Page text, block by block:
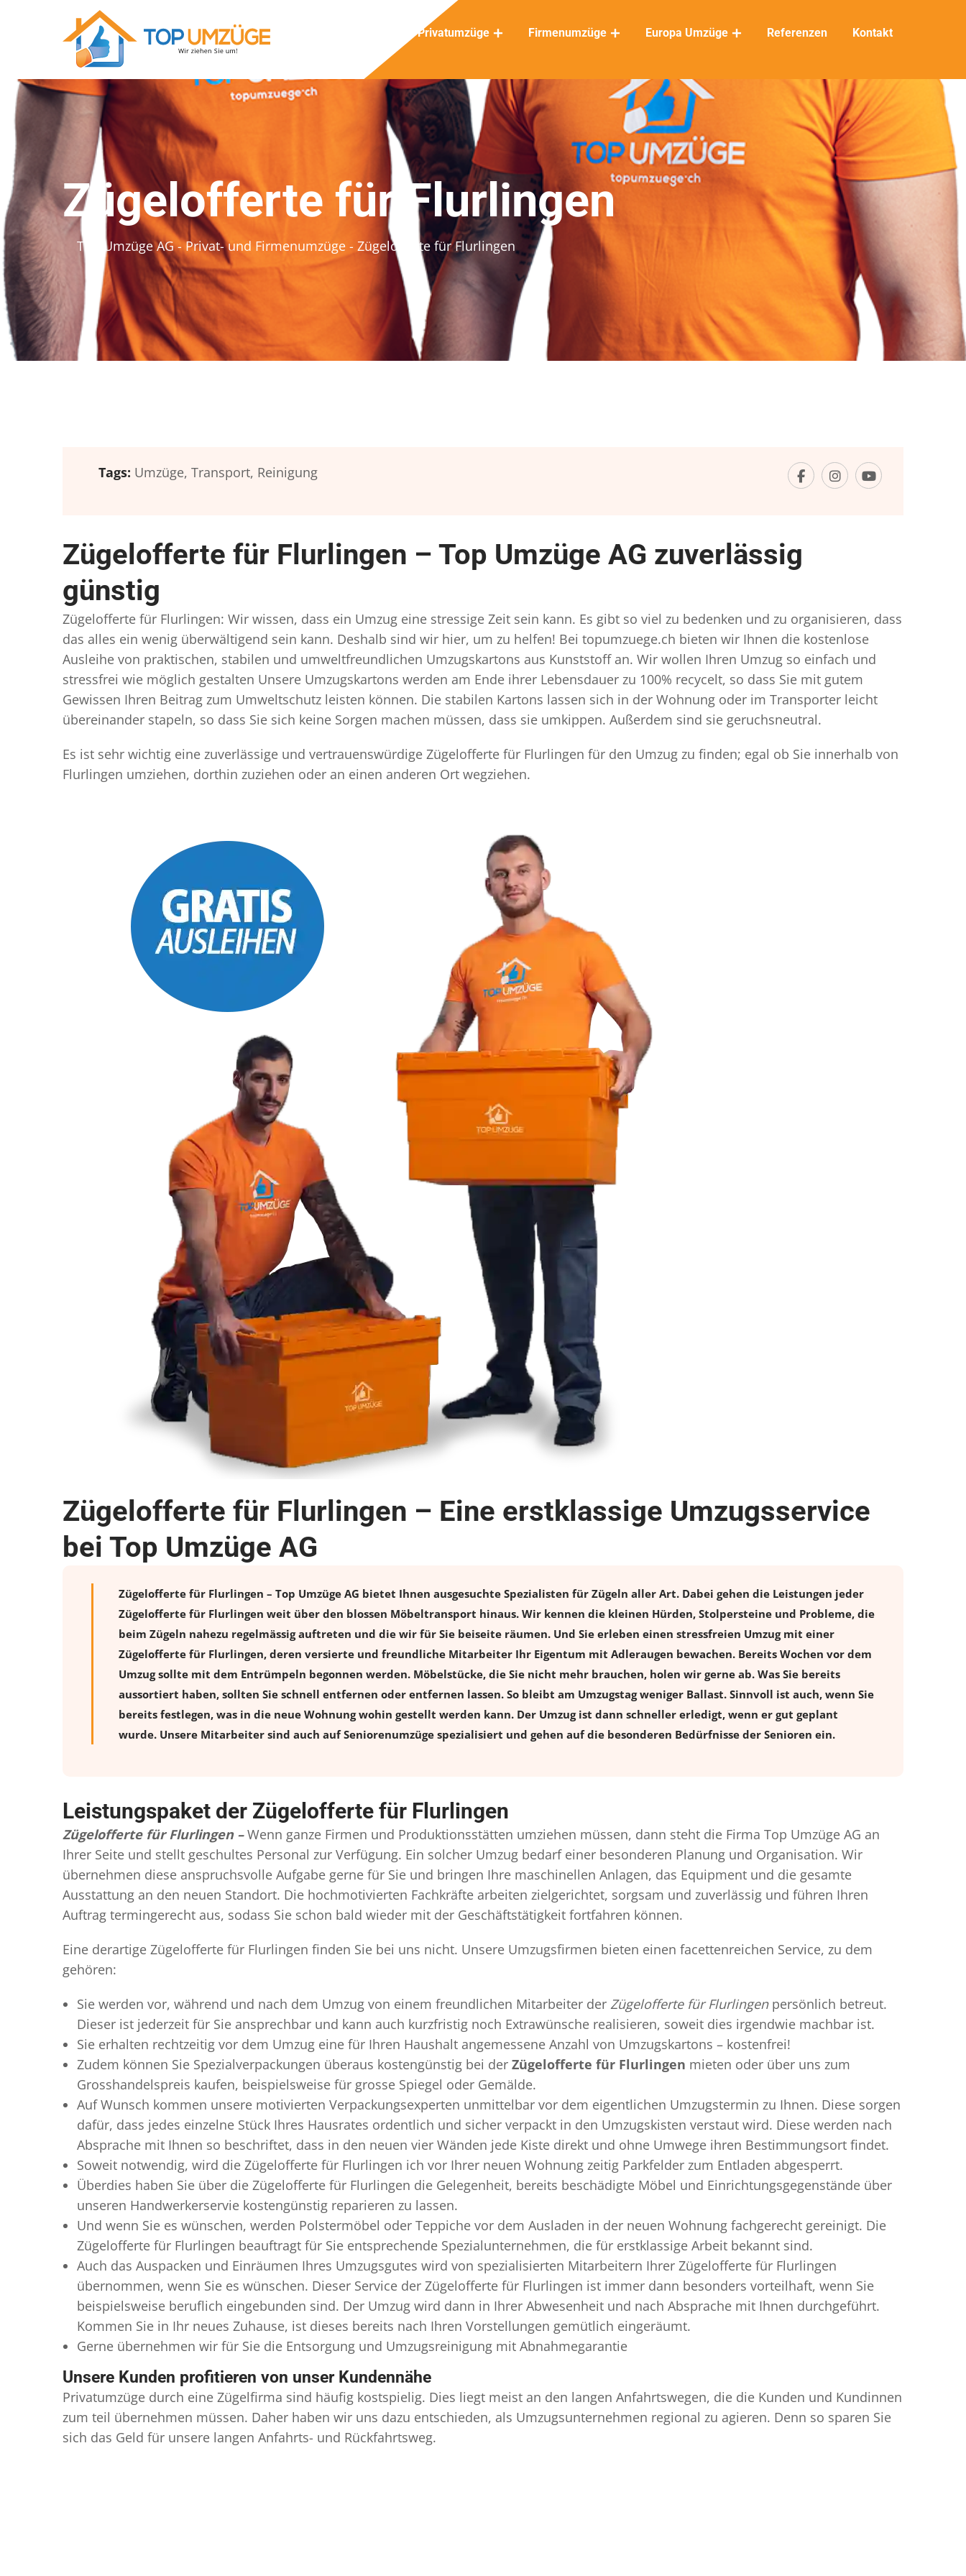
Privatumzüge Firmenumzüge Europa Umzüge Referenzen Kontakt
Zügelofferte für Flurlingen
Top Umzüge AG - Privat- und Firmenumzüge - Zügelofferte für Flurlingen
Tags: Umzüge, Transport, Reinigung
Zügelofferte für Flurlingen – Top Umzüge AG zuverlässig
günstig
Zügelofferte für Flurlingen: Wir wissen, dass ein Umzug eine stressige Zeit sein kann. Es gibt so viel zu bedenken und zu organisieren, dass
das alles ein wenig überwältigend sein kann. Deshalb sind wir hier, um zu helfen! Bei topumzuege.ch bieten wir Ihnen die kostenlose
Ausleihe von praktischen, stabilen und umweltfreundlichen Umzugskartons aus Kunststoff an. Wir wollen Ihren Umzug so einfach und
stressfrei wie möglich gestalten Unsere Umzugskartons werden am Ende ihrer Lebensdauer zu 100% recycelt, so dass Sie mit gutem
Gewissen Ihren Beitrag zum Umweltschutz leisten können. Die stabilen Kartons lassen sich in der Wohnung oder im Transporter leicht
übereinander stapeln, so dass Sie sich keine Sorgen machen müssen, dass sie umkippen. Außerdem sind sie geruchsneutral.
Es ist sehr wichtig eine zuverlässige und vertrauenswürdige Zügelofferte für Flurlingen für den Umzug zu finden; egal ob Sie innerhalb von
Flurlingen umziehen, dorthin zuziehen oder an einen anderen Ort wegziehen.
Zügelofferte für Flurlingen – Eine erstklassige Umzugsservice
bei Top Umzüge AG
Zügelofferte für Flurlingen – Top Umzüge AG bietet Ihnen ausgesuchte Spezialisten für Zügeln aller Art. Dabei gehen die Leistungen jeder
Zügelofferte für Flurlingen weit über den blossen Möbeltransport hinaus. Wir kennen die kleinen Hürden, Stolpersteine und Probleme, die
beim Zügeln nahezu regelmässig auftreten und die wir für Sie beiseite räumen. Und Sie erleben einen stressfreien Umzugmit einer
Zügelofferte für Flurlingen, deren versierte und freundliche Mitarbeiter Ihr Eigentum mit Adleraugen bewachen. Bereits Wochen vor dem
Umzug sollte mit dem Entrümpeln begonnen werden. Möbelstücke, die Sie nicht mehr brauchen, holen wir gerne ab. Was Sie bereits
aussortiert haben, sollten Sie schnell entfernen oder entfernen lassen. So bleibt am Umzugstag weniger Ballast. Sinnvoll ist auch, wenn Sie
bereits festlegen, was in die neue Wohnung wohin gestellt werden kann. Der Umzug ist dann schneller erledigt, wenn er gut geplant
wurde. Unsere Mitarbeiter sind auch auf Seniorenumzüge spezialisiert und gehen auf die besonderen Bedürfnisse der Senioren ein.
Leistungspaket der Zügelofferte für Flurlingen
Zügelofferte für Flurlingen – Wenn ganze Firmen und Produktionsstätten umziehen müssen, dann steht die Firma Top Umzüge AG an
Ihrer Seite und stellt geschultes Personal zur Verfügung. Ein solcher Umzug bedarf einer besonderen Planung und Organisation. Wir
übernehmen diese anspruchsvolle Aufgabe gerne für Sie und bringen Ihre maschinellen Anlagen, das Equipment und die gesamte
Ausstattung an den neuen Standort. Die hochmotivierten Fachkräfte arbeiten zielgerichtet, sorgsam und zuverlässig und führen Ihren
Auftrag termingerecht aus, sodass Sie schon bald wieder mit der Geschäftstätigkeit fortfahren können.
Eine derartige Zügelofferte für Flurlingen finden Sie bei uns nicht. Unsere Umzugsfirmen bieten einen facettenreichen Service, zu dem
gehören:
Sie werden vor, während und nach dem Umzug von einem freundlichen Mitarbeiter der Zügelofferte für Flurlingenpersönlich betreut.
Dieser ist jederzeit für Sie ansprechbar und kann auch kurzfristig noch Extrawünsche realisieren, soweit dies irgendwie machbar ist.
Sie erhalten rechtzeitig vor dem Umzug eine für Ihren Haushalt angemessene Anzahl von Umzugskartons – kostenfrei!
Zudem können Sie Spezialverpackungen überaus kostengünstig bei der Zügelofferte für Flurlingen mieten oder über uns zum
Grosshandelspreis kaufen, beispielsweise für grosse Spiegel oder Gemälde.
Auf Wunsch kommen unsere motivierten Verpackungsexperten unmittelbar vor dem eigentlichen Umzugstermin zu Ihnen. Diese sorgen
dafür, dass jedes einzelne Stück Ihres Hausrates ordentlich und sicher verpackt in den Umzugskisten verstaut wird. Diese werden nach
Absprache mit Ihnen so beschriftet, dass in den neuen vier Wänden jede Kiste direkt und ohne Umwege ihren Bestimmungsort findet.
Soweit notwendig, wird die Zügelofferte für Flurlingen ich vor Ihrer neuen Wohnung zeitig Parkfelder zum Entladen abgesperrt.
Überdies haben Sie über die Zügelofferte für Flurlingen die Gelegenheit, bereits beschädigte Möbel und Einrichtungsgegenstände über
unseren Handwerkerservie kostengünstig reparieren zu lassen.
Und wenn Sie es wünschen, werden Polstermöbel oder Teppiche vor dem Ausladen in der neuen Wohnung fachgerecht gereinigt. Die
Zügelofferte für Flurlingen beauftragt für Sie entsprechende Spezialunternehmen, die für erstklassige Arbeit bekannt sind.
Auch das Auspacken und Einräumen Ihres Umzugsgutes wird von spezialisierten Mitarbeitern Ihrer Zügelofferte für Flurlingen
übernommen, wenn Sie es wünschen. Dieser Service der Zügelofferte für Flurlingen ist immer dann besonders vorteilhaft, wenn Sie
beispielsweise beruflich eingebunden sind. Der Umzug wird dann in Ihrer Abwesenheit und nach Absprache mit Ihnen durchgeführt.
Kommen Sie in Ihr neues Zuhause, ist dieses bereits nach Ihren Vorstellungen gemütlich eingeräumt.
Gerne übernehmen wir für Sie die Entsorgung und Umzugsreinigung mit Abnahmegarantie
Unsere Kunden profitieren von unser Kundennähe
Privatumzüge durch eine Zügelfirma sind häufig kostspielig. Dies liegt meist an den langen Anfahrtswegen, die die Kunden und Kundinnen
zum teil übernehmen müssen. Daher haben wir uns dazu entschieden, als Umzugsunternehmen regional zu agieren. Denn so sparen Sie
sich das Geld für unsere langen Anfahrts- und Rückfahrtsweg.